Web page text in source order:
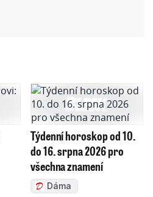
Týdenní horoskop od 10.
do 16. srpna 2026 pro
všechna znamení
Dáma